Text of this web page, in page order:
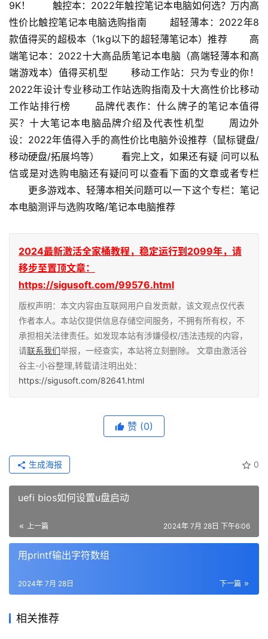
9K！ 　　触控本：2022年触控笔记本电脑如何选？万内高
性价比触控笔记本电脑选购指南 　　超轻薄本：2022年8
款值得买的超极本（1kg以下的超轻薄笔记本）推荐 　　高
端笔记本：2022十大高品质笔记本电脑（高端轻薄本和高
端游戏本）值得买机型 　　移动工作站：只为专业的你！
2022年设计专业移动工作站选购指南及十大高性价比移动
工作站排行榜 　　品牌代表作：什么牌子的笔记本值得
买？十大笔记本电脑品牌介绍及代表性机型 　　周边外
设：2022年值得入手的高性价比电脑外设推荐（鼠标键盘/
移动硬盘/拓展坞等） 　　看完上文，如果还有疑 问可以私
信或是对选购电脑还有疑问可以查看下面的文章或者专栏
更多游戏本、轻薄本相关问题可以一下这个专栏：笔记
本电脑测评与选购攻略/笔记本电脑推荐
2024最新激活全家桶教程，稳定运行到2099年，请
移步至置顶文章：
https://sigusoft.com/99576.html
版权声明：本文内容由互联网用户自发贡献，该文观点仅代表
作者本人。本站仅提供信息存储空间服务，不拥有所有权，不
承担相关法律责任。如发现本站有涉嫌侵权/违法违规的内容，
请联系我们举报，一经查实，本站将立刻删除。 文章由激活谷
谷主-小谷整理,转载请注明出处：
https://sigusoft.com/82641.html
赞 (0)
0
生成海报
uefi bios如何设置u盘启动
上一篇 2024年 7月 28日 下午6:06
用printf输出字符数组
下一篇
2024年 7月 28日
相关推荐